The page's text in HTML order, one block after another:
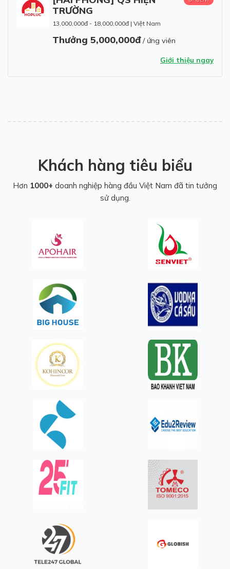
TRƯỜNG
13,000,000đ - 18,000,000đ | Việt Nam
Thưởng 5,000,000đ/ ứng viên
Giới thiệu ngay
Khách hàng tiêu biểu
Hơn 1000+ doanh nghiệp hàng đầu Việt Nam đã tin tưởng
sử dụng.